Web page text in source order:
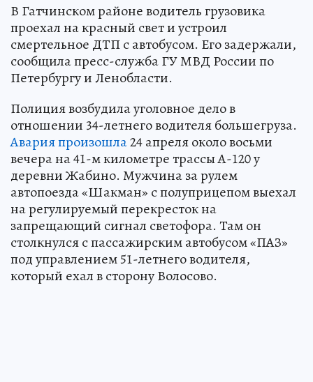
В Гатчинском районе водитель грузовика
проехал на красный свет и устроил
смертельное ДТП с автобусом. Его задержали,
сообщила пресс-служба ГУ МВД России по
Петербургу и Ленобласти.
Полиция возбудила уголовное дело в
отношении 34-летнего водителя большегруза.
Авария произошла24 апреля около восьми
вечера на 41-м километре трассы А-120 у
деревни Жабино. Мужчина за рулем
автопоезда «Шакман» с полуприцепом выехал
на регулируемый перекресток на
запрещающий сигнал светофора. Там он
столкнулся с пассажирским автобусом «ПАЗ»
под управлением 51-летнего водителя,
который ехал в сторону Волосово.